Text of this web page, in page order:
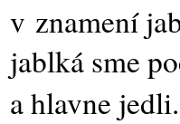
v znamení
jablká sme
a hlavne